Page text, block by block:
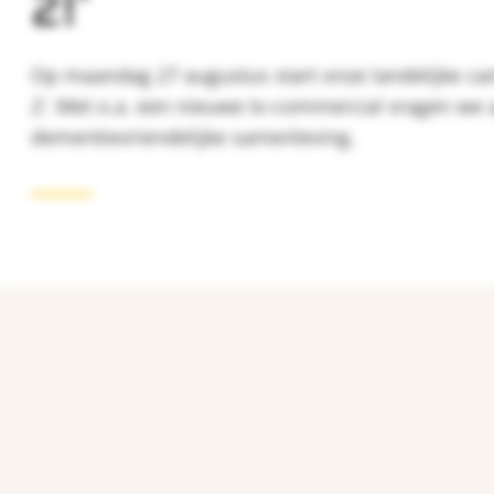
Op maandag 27 augustus start onze landelijke
2’. Met o.a. een nieuwe tv-commercial vragen
dementievriendelijke samenleving.